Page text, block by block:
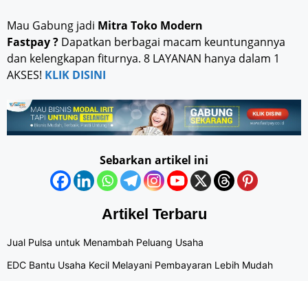
Mau Gabung jadi Mitra Toko Modern
Fastpay ? Dapatkan berbagai macam keuntungannya
dan kelengkapan fiturnya. 8 LAYANAN hanya dalam 1
AKSES! KLIK DISINI
Sebarkan artikel ini
Artikel Terbaru
Jual Pulsa untuk Menambah Peluang Usaha
EDC Bantu Usaha Kecil Melayani Pembayaran Lebih Mudah